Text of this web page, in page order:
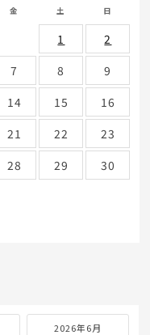
金 土 日
1
2
7 8
9
14 15
16
21 22
23
28 29
30
2026年6月